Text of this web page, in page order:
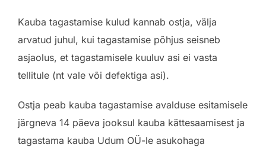
Kauba tagastamise kulud kannab ostja, välja
arvatud juhul, kui tagastamise põhjus seisneb
asjaolus, et tagastamisele kuuluv asi ei vasta
tellitule (nt vale või defektiga asi).
Ostja peab kauba tagastamise avalduse esitamisele
järgneva 14 päeva jooksul kauba kättesaamisest ja
tagastama kauba Udum OÜ-le asukohaga